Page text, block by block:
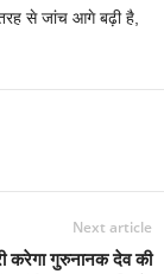
से जांच आगे बढ़ी है,
Next article
करेगा गुरुनानक देव की